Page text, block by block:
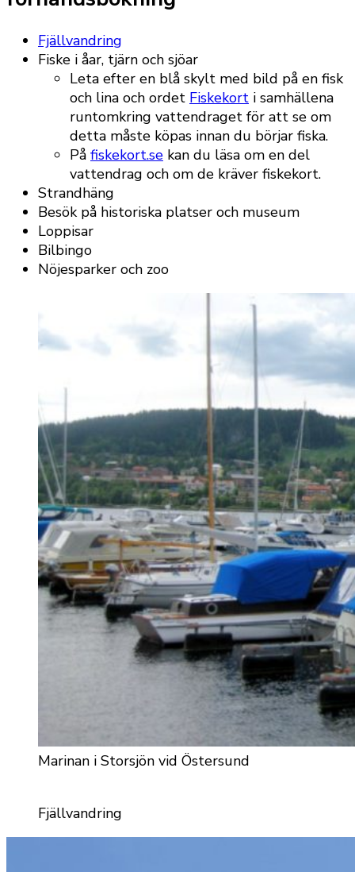
Fjällvandring
Fiske i åar, tjärn och sjöar
Leta efter en blå skylt med bild på en fisk
och lina och ordet Fiskekort i samhällena
runtomkring vattendraget för att se om
detta måste köpas innan du börjar fiska.
På fiskekort.se kan du läsa om en del
vattendrag och om de kräver fiskekort.
Strandhäng
Besök på historiska platser och museum
Loppisar
Bilbingo
Nöjesparker och zoo
Marinan i Storsjön vid Östersund
Fjällvandring